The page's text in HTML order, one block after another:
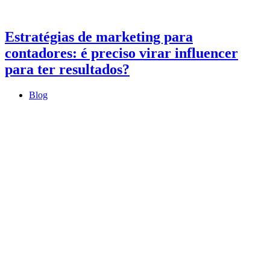
Estratégias de marketing para
contadores: é preciso virar influencer
para ter resultados?
Blog